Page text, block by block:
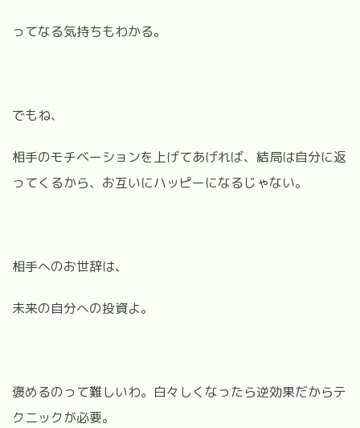
ってなる気持ちもわかる。
でもね、
相手のモチベーションを上げてあげれば、結局は自分に返
ってくるから、お互いにハッピーになるじゃない。
相手へのお世辞は、
未来の自分への投資よ。
褒めるのって難しいわ。白々しくなったら逆効果だからテ
クニックが必要。